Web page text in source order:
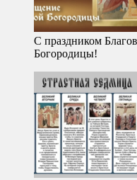
С праздником
Богородицы!